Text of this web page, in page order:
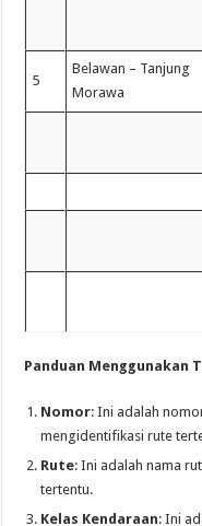
5
Belawan – Tanjung
Morawa
Panduan Menggunakan
Nomor: Ini adalah
mengidentifikasi rute
Rute: Ini adalah nama
tertentu.
Kelas Kendaraan: Ini